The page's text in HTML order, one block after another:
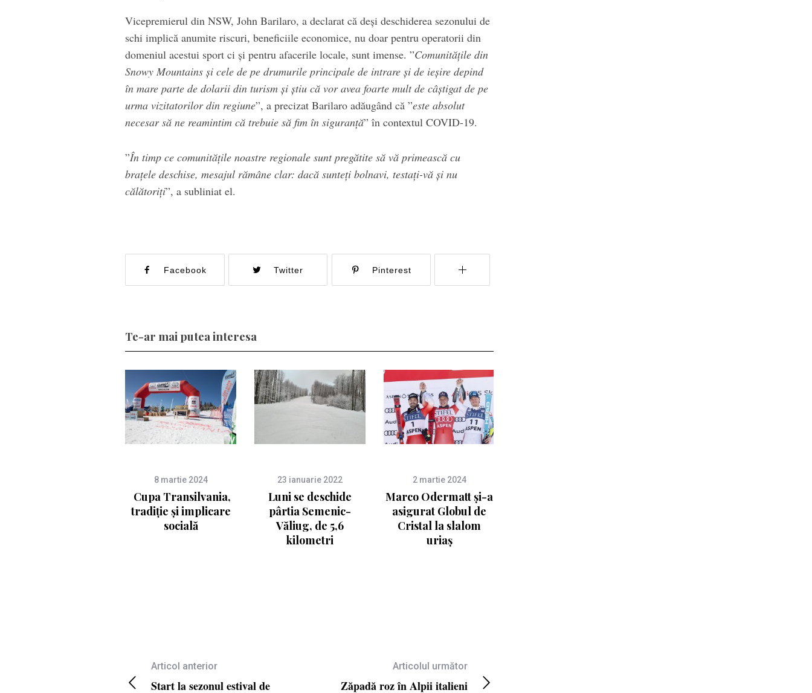
Vicepremierul din NSW, John Barilaro, a declarat că deşi deschiderea sezonului de
schi implică anumite riscuri, beneficiile economice, nu doar pentru operatorii din
domeniul acestui sport ci şi pentru afacerile locale, sunt imense. ”Comunităţile din
Snowy Mountains şi cele de pe drumurile principale de intrare şi de ieşire depind
în mare parte de dolarii din turism şi ştiu că vor avea foarte mult de câştigat de pe
urma vizitatorilor din regiune”, a precizat Barilaro adăugând că ”este absolut
necesar să ne reamintim că trebuie să fim în siguranţă” în contextul COVID-19.
”În timp ce comunităţile noastre regionale sunt pregătite să vă primească cu
braţele deschise, mesajul rămâne clar: dacă sunteţi bolnavi, testaţi-vă şi nu
călătoriţi”, a subliniat el.
Facebook Twitter Pinterest
Te-ar mai putea interesa
8 martie 2024
Cupa Transilvania,
tradiție și implicare
socială
23 ianuarie 2022
Luni se deschide
pârtia Semenic-
Văliug, de 5,6
kilometri
2 martie 2024
Marco Odermatt și-a
asigurat Globul de
Cristal la slalom
uriaș
Articol anterior
Start la sezonul estival de
Articolul următor
Zăpadă roz în Alpii italieni